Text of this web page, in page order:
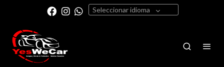
Seleccionar idioma